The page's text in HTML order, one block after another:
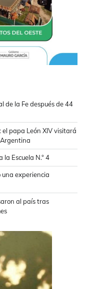
de la Fe después de 44
el papa León XIV visitará
la Escuela N.° 4
una experiencia
al país tras